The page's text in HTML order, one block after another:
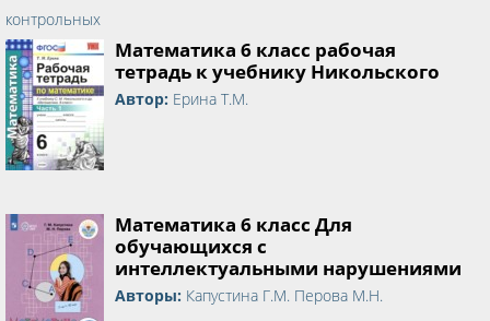
Математика 6 класс рабочая
тетрадь к учебнику Никольского
Автор: Ерина Т.М.
Математика 6 класс Для
обучающихся с
интеллектуальными нарушениями
Авторы: Капустина Г.М. Перова М.Н.